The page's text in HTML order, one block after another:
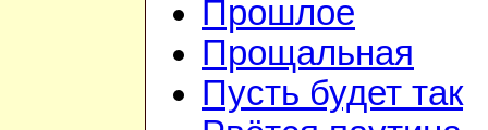
Прошлое
Прощальная
Пусть будет так